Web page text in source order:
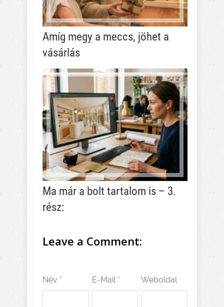
Amíg megy a meccs, jöhet a
vásárlás
Ma már a bolt tartalom is – 3.
rész:
Leave a Comment:
Név * E-Mail * Weboldal